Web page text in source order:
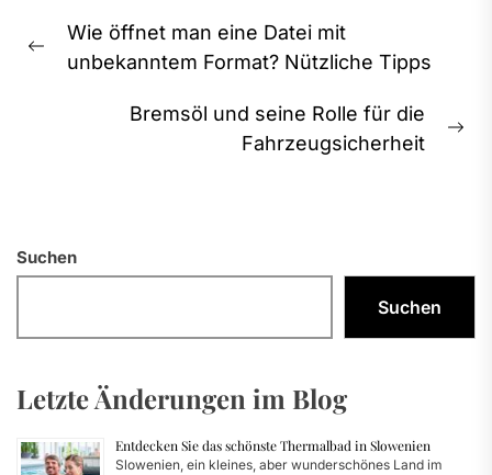
Previous
Wie öffnet man eine Datei mit
unbekanntem Format? Nützliche Tipps
Bremsöl und seine Rolle für die
Fahrzeugsicherheit
Suchen
Suchen
Letzte Änderungen im Blog
Entdecken Sie das schönste Thermalbad in Slowenien
Slowenien, ein kleines, aber wunderschönes Land im